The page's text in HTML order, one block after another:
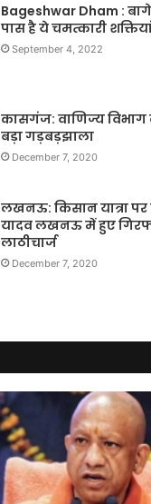
Bageshwar Dham :
पास है ये चमत्कारी
September 4, 2022
कासगंज: वाणिज्य विभाग
बड़ा गड़बड़झाला
December 7, 2020
लखनऊ: किसान यात्रा
यादव लखनऊ में हुए
लाठीचार्ज
December 7, 2020